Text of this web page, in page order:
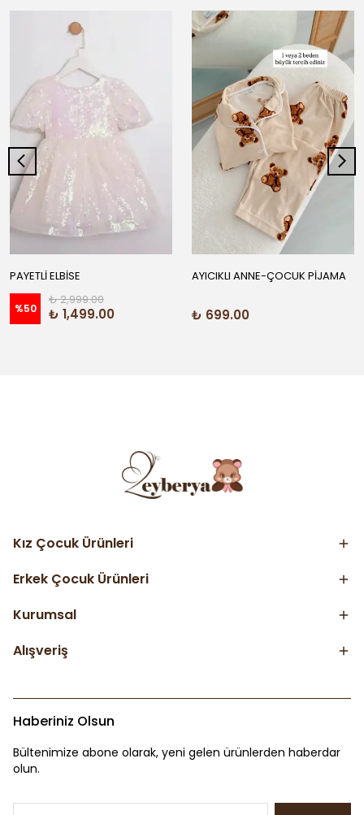
PAYETLİ ELBİSE
%50
₺ 2,999.00
₺ 1,499.00
AYICIKLI ANNE-ÇOCUK PİJAMA
₺ 699.00
Kız Çocuk Ürünleri
Erkek Çocuk Ürünleri
Kurumsal
Alışveriş
Haberiniz Olsun
Bültenimize abone olarak, yeni gelen ürünlerden haberdar
olun.